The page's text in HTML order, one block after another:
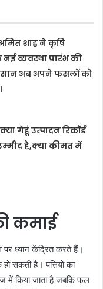
शाह ने कृषि
व्यवस्था प्रारंभ की
अब अपने फसलों को
गेहूं उत्पादन रिकॉर्ड
है,क्या कीमत में
कमाई
पर ध्यान केंद्रित करते हैं।
सकती है। पत्तियों का
में किया जाता है जबकि फल